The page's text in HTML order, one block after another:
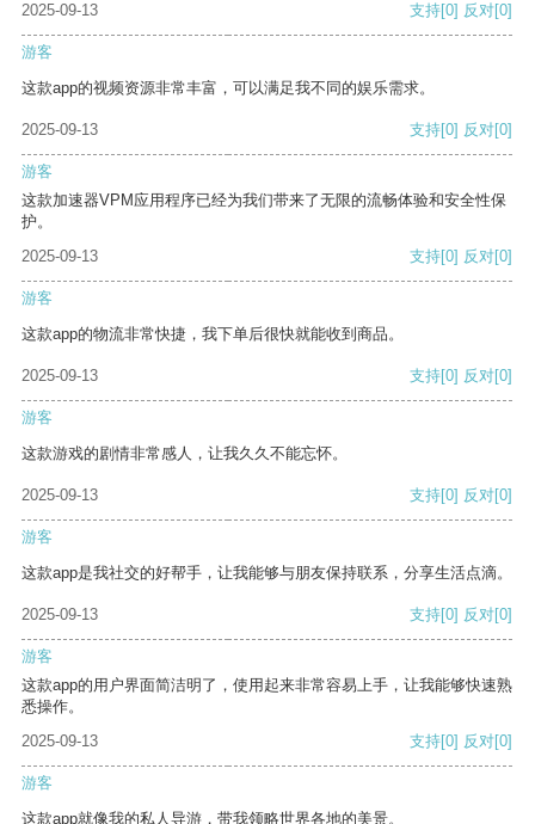
2025-09-13
支持[0] 反对[0]
游客
这款app的视频资源非常丰富，可以满足我不同的娱乐需求。
2025-09-13 支持[0] 反对[0]
游客
这款加速器VPM应用程序已经为我们带来了无限的流畅体验和安全性保
护。
2025-09-13
支持[0] 反对[0]
游客
这款app的物流非常快捷，我下单后很快就能收到商品。
2025-09-13 支持[0] 反对[0]
游客
这款游戏的剧情非常感人，让我久久不能忘怀。
2025-09-13 支持[0] 反对[0]
游客
这款app是我社交的好帮手，让我能够与朋友保持联系，分享生活点滴。
2025-09-13 支持[0] 反对[0]
游客
这款app的用户界面简洁明了，使用起来非常容易上手，让我能够快速熟
悉操作。
2025-09-13
支持[0] 反对[0]
游客
这款app就像我的私人导游，带我领略世界各地的美景。